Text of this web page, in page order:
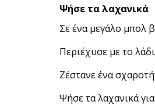
Ψήσε τα λαχανικά
Σε ένα μεγάλο μπολ
Περιέχυσε με το
Ζέστανε ένα
Ψήσε τα λαχανικά